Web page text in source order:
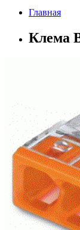
Главная
Клема